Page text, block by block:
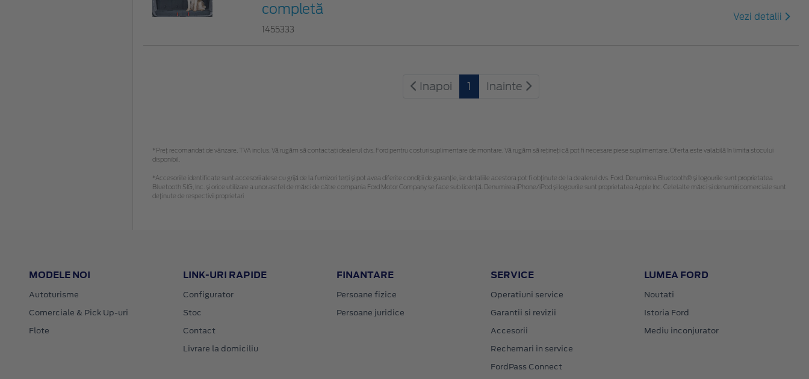
completă
1455333
Vezi detalii
Inapoi 1 Inainte
*Preţ recomandat de vânzare, TVA inclus. Vă rugăm să contactaţi dealerul dvs. Ford pentru costuri suplimentare de montare. Vă rugăm să rețineți că pot fi necesare piese suplimentare. Oferta este valabilă în limita stocului
disponibil.
*Accesoriile identificate sunt accesorii alese cu grijă de la furnizori terți și pot avea diferite condiții de garanție, iar detaliile acestora pot fi obținute de la dealerul dvs. Ford. Denumirea Bluetooth® și logourile sunt proprietatea
Bluetooth SIG, Inc. și orice utilizare a unor astfel de mărci de către compania Ford Motor Company se face sub licență. Denumirea iPhone/iPod și logourile sunt proprietatea Apple Inc. Celelalte mărci și denumiri comerciale sunt
deținute de respectivii proprietari
MODELE NOI
Autoturisme
Comerciale & Pick Up-uri
Flote
LINK-URI RAPIDE
Configurator
Stoc
Contact
Livrare la domiciliu
FINANTARE
Persoane fizice
Persoane juridice
SERVICE
Operatiuni service
Garantii si revizii
Accesorii
Rechemari in service
FordPass Connect
LUMEA FORD
Noutati
Istoria Ford
Mediu inconjurator